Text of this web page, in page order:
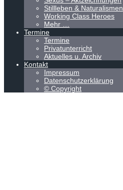
Stillleben & Naturalismen
Working Class Heroes
Mehr …
Termine
Termine
Privatunterricht
Aktuelles u. Archiv
Kontakt
Impressum
Datenschutzerklärung
© Copyright